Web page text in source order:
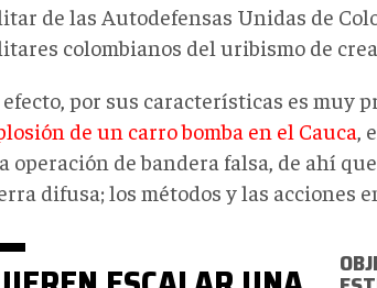
de las Autodefensas Unidas de
colombianos del uribismo de
por sus características es muy
de un carro bomba en el Cauca,
operación de bandera falsa, de ahí
difusa; los métodos y las acciones